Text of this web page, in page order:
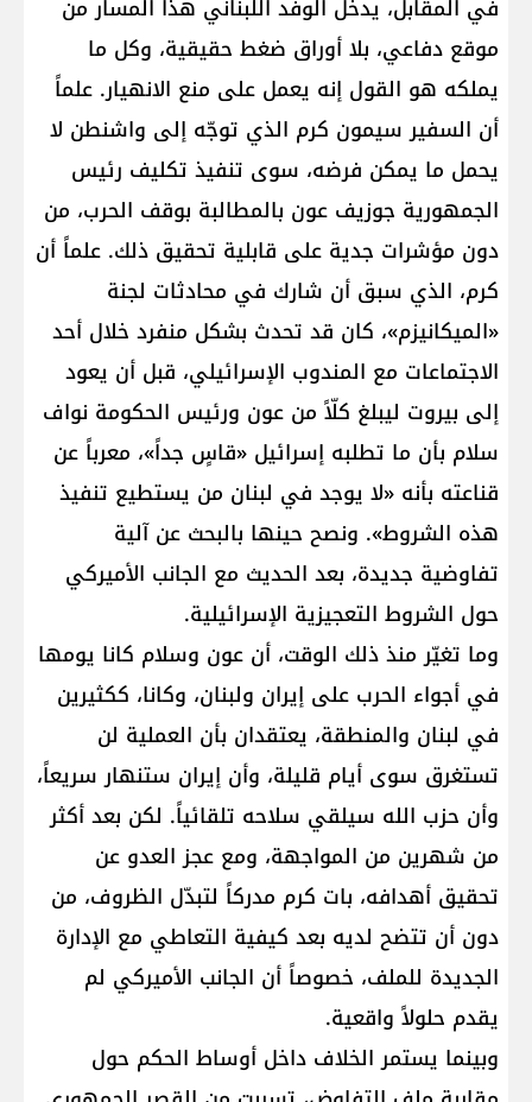
في المقابل، يدخل الوفد اللبناني هذا المسار من
موقع دفاعي، بلا أوراق ضغط حقيقية، وكل ما
يملكه هو القول إنه يعمل على منع الانهيار. علماً
أن السفير سيمون كرم الذي توجّه إلى واشنطن لا
يحمل ما يمكن فرضه، سوى تنفيذ تكليف رئيس
الجمهورية جوزيف عون بالمطالبة بوقف الحرب، من
دون مؤشرات جدية على قابلية تحقيق ذلك. علماً أن
كرم، الذي سبق أن شارك في محادثات لجنة
«الميكانيزم»، كان قد تحدث بشكل منفرد خلال أحد
الاجتماعات مع المندوب الإسرائيلي، قبل أن يعود
إلى بيروت ليبلغ كلّاً من عون ورئيس الحكومة نواف
سلام بأن ما تطلبه إسرائيل «قاسٍ جداً»، معرباً عن
قناعته بأنه «لا يوجد في لبنان من يستطيع تنفيذ
هذه الشروط». ونصح حينها بالبحث عن آلية
تفاوضية جديدة، بعد الحديث مع الجانب الأميركي
حول الشروط التعجيزية الإسرائيلية.
وما تغيّر منذ ذلك الوقت، أن عون وسلام كانا يومها
في أجواء الحرب على إيران ولبنان، وكانا، ككثيرين
في لبنان والمنطقة، يعتقدان بأن العملية لن
تستغرق سوى أيام قليلة، وأن إيران ستنهار سريعاً،
وأن حزب الله سيلقي سلاحه تلقائياً. لكن بعد أكثر
من شهرين من المواجهة، ومع عجز العدو عن
تحقيق أهدافه، بات كرم مدركاً لتبدّل الظروف، من
دون أن تتضح لديه بعد كيفية التعاطي مع الإدارة
الجديدة للملف، خصوصاً أن الجانب الأميركي لم
يقدم حلولاً واقعية.
وبينما يستمر الخلاف داخل أوساط الحكم حول